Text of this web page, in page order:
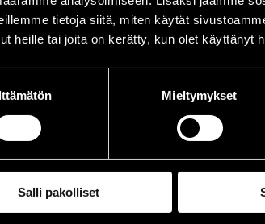
tietoja siitä, miten käytät
heille tai joita on kerätty, kun olet käyttänyt
Mieltymykset
Salli pakolliset
1985
Wilund Jani
Esiintymiset